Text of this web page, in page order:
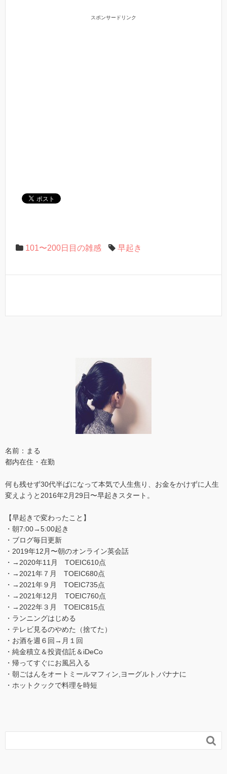
スポンサードリンク
101〜200日目の雑感 早起き
名前：まる
都内在住・在勤
何も残せず30代半ばになって本気で人生焦り、お金をかけずに人生
変えようと2016年2月29日〜早起きスタート。
【早起きで変わったこと】
・朝7:00→5:00起き
・ブログ毎日更新
・2019年12月〜朝のオンライン英会話
・→2020年11月 TOEIC610点
・→2021年７月 TOEIC680点
・→2021年９月 TOEIC735点
・→2021年12月 TOEIC760点
・→2022年３月 TOEIC815点
・ランニングはじめる
・テレビ見るのやめた（捨てた）
・お酒を週６回→月１回
・純金積立＆投資信託＆iDeCo
・帰ってすぐにお風呂入る
・朝ごはんをオートミールマフィン,ヨーグルト,バナナに
・ホットクックで料理を時短
